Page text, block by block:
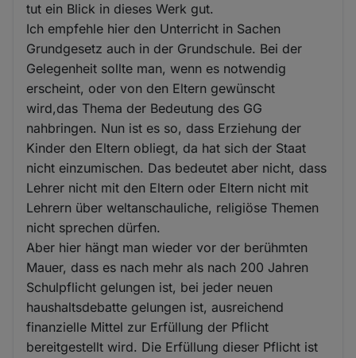
tut ein Blick in dieses Werk gut.
Ich empfehle hier den Unterricht in Sachen
Grundgesetz auch in der Grundschule. Bei der
Gelegenheit sollte man, wenn es notwendig
erscheint, oder von den Eltern gewünscht
wird,das Thema der Bedeutung des GG
nahbringen. Nun ist es so, dass Erziehung der
Kinder den Eltern obliegt, da hat sich der Staat
nicht einzumischen. Das bedeutet aber nicht, dass
Lehrer nicht mit den Eltern oder Eltern nicht mit
Lehrern über weltanschauliche, religiöse Themen
nicht sprechen dürfen.
Aber hier hängt man wieder vor der berühmten
Mauer, dass es nach mehr als nach 200 Jahren
Schulpflicht gelungen ist, bei jeder neuen
haushaltsdebatte gelungen ist, ausreichend
finanzielle Mittel zur Erfüllung der Pflicht
bereitgestellt wird. Die Erfüllung dieser Pflicht ist